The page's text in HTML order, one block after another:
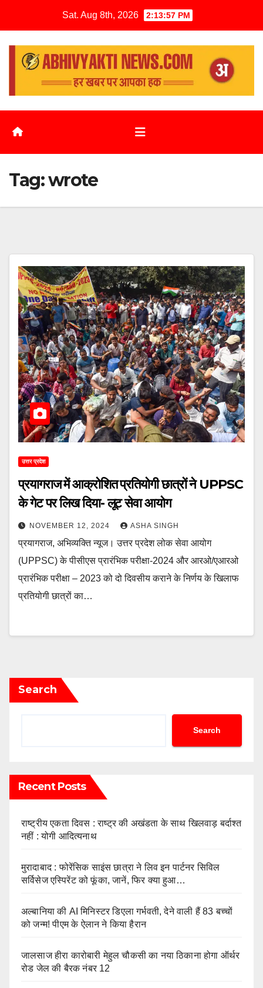
Sat. Aug 8th, 2026 2:13:57 PM
Tag:wrote
उत्तर प्रदेश
प्रयागराज में आक्रोशित प्रतियोगी छात्रों ने UPPSC
के गेट पर लिख दिया- लूट सेवा आयोग
NOVEMBER 12, 2024 ASHA SINGH
प्रयागराज, अभिव्यक्ति न्यूज। उत्तर प्रदेश लोक सेवा आयोग
(UPPSC) के पीसीएस प्रारंभिक परीक्षा-2024 और आरओ/एआरओ
प्रारंभिक परीक्षा – 2023 को दो दिवसीय कराने के निर्णय के खिलाफ
प्रतियोगी छात्रों का…
Search
Search
Recent Posts
राष्ट्रीय एकता दिवस : राष्ट्र की अखंडता के साथ खिलवाड़ बर्दाश्त
नहीं : योगी आदित्यनाथ
मुरादाबाद : फोरेंसिक साइंस छात्रा ने लिव इन पार्टनर सिविल
सर्विसेज एस्पिरेंट को फूंका, जानें, फिर क्या हुआ…
अल्बानिया की AI मिनिस्‍टर डिएला गर्भवती, देने वाली हैं 83 बच्चों
को जन्‍म! पीएम के ऐलान ने किया हैरान
जालसाज हीरा कारोबारी मेहुल चौकसी का नया ठिकाना होगा ऑर्थर
रोड जेल की बैरक नंबर 12